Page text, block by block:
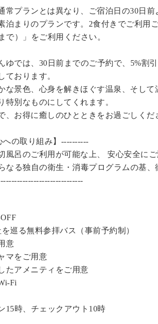
常プランとは異なり、ご宿泊日の30日前
泊まりのプランです。2食付きでご利用
で）
」をご利用ください。
ゆでは、30日前までのご予約で、5%割
ております。
な景色、心身を解きほぐす温泉、そし
特別なものにしてくれます。
、お得に癒しのひとときをお過ごしくだ
への取り組み】----------
風呂のご利用が可能な上、 安心安全に
なる独自の衛生・消毒プログラムの基
---
を巡る無料参拝バス（事前予約制）
意
マをご用意
たアメニティをご用意
Fi
15時、チェックアウト10時